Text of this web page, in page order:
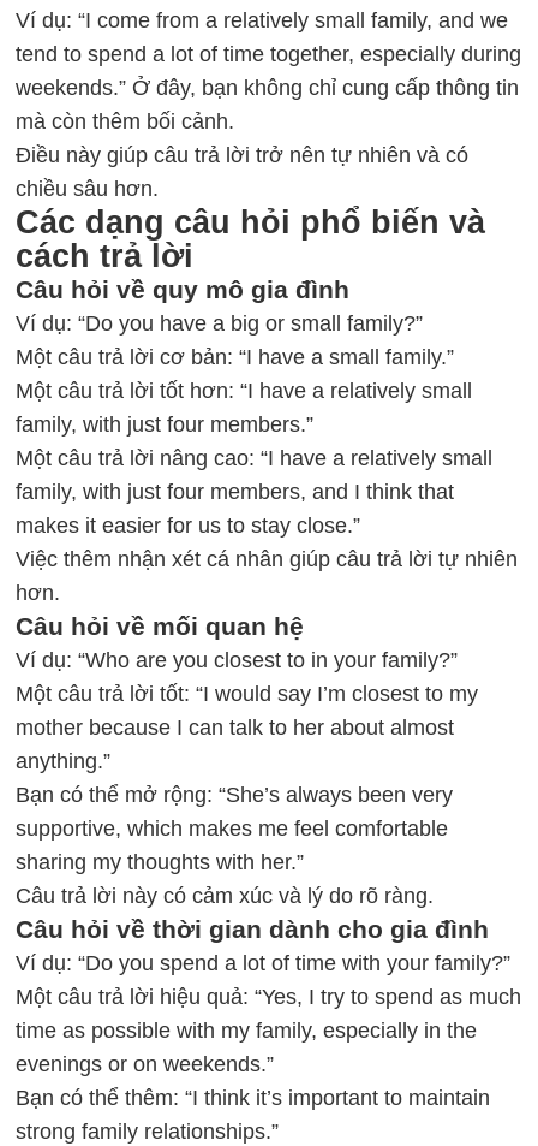
Ví dụ: “I come from a relatively small family, and we
tend to spend a lot of time together, especially during
weekends.” Ở đây, bạn không chỉ cung cấp thông tin
mà còn thêm bối cảnh.
Điều này giúp câu trả lời trở nên tự nhiên và có
chiều sâu hơn.
Các dạng câu hỏi phổ biến và
cách trả lời
Câu hỏi về quy mô gia đình
Ví dụ: “Do you have a big or small family?”
Một câu trả lời cơ bản: “I have a small family.”
Một câu trả lời tốt hơn: “I have a relatively small
family, with just four members.”
Một câu trả lời nâng cao: “I have a relatively small
family, with just four members, and I think that
makes it easier for us to stay close.”
Việc thêm nhận xét cá nhân giúp câu trả lời tự nhiên
hơn.
Câu hỏi về mối quan hệ
Ví dụ: “Who are you closest to in your family?”
Một câu trả lời tốt: “I would say I’m closest to my
mother because I can talk to her about almost
anything.”
Bạn có thể mở rộng: “She’s always been very
supportive, which makes me feel comfortable
sharing my thoughts with her.”
Câu trả lời này có cảm xúc và lý do rõ ràng.
Câu hỏi về thời gian dành cho gia đình
Ví dụ: “Do you spend a lot of time with your family?”
Một câu trả lời hiệu quả: “Yes, I try to spend as much
time as possible with my family, especially in the
evenings or on weekends.”
Bạn có thể thêm: “I think it’s important to maintain
strong family relationships.”